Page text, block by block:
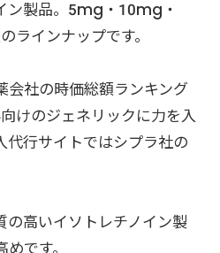
ン製品。5mg・10mg・
インナップです。
会社の時価総額ランキング
けのジェネリックに力を入
代行サイトではシプラ社の
の高いイソトレチノイン製
です。